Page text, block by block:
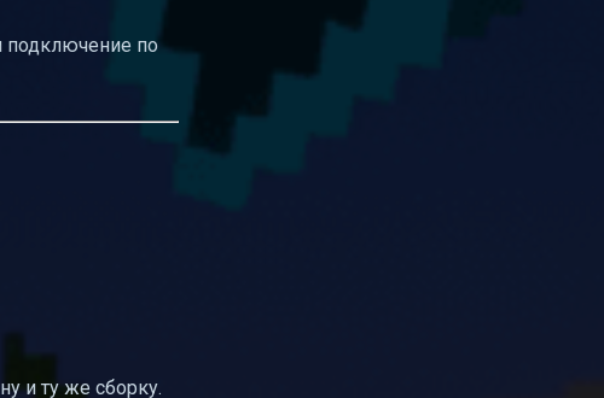
подключение по
и ту же сборку.